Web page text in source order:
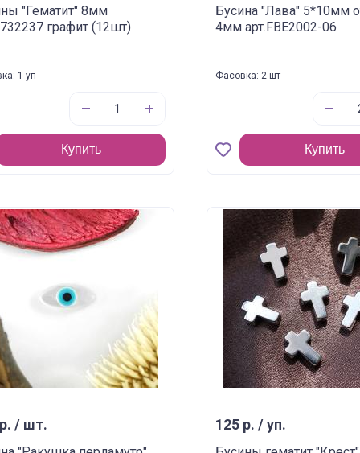
"Гематит" 8мм
графит (12шт)
1 уп
Купить
Бусина "Лава" 5*10мм
4мм арт.FBE2002-06
Фасовка: 2 шт
Купить
/ шт. 125 р. / уп.